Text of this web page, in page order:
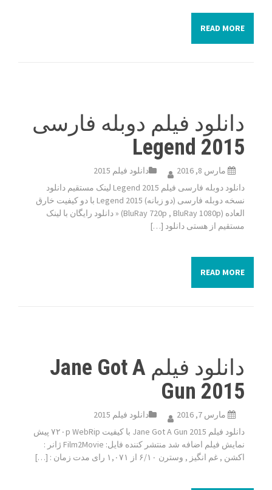
READ MORE
دانلود فیلم دوبله فارسی
Legend 2015
مارس 8, 2016
دانلود فیلم 2015
دانلود دوبله فارسی فیلم Legend 2015 لینک مستقیم دانلود
نسخه دوبله فارسی (دو زبانه) Legend 2015 با دو کیفیت خارق
العاده (BluRay 720p , BluRay 1080p) « دانلود رایگان با لینک
مستقیم از هستی دانلود […]
READ MORE
دانلود فیلم Jane Got A
Gun 2015
مارس 7, 2016
دانلود فیلم 2015
دانلود فیلم Jane Got A Gun 2015 با کیفیت ۷۲۰p WebRip پیش
نمایش فیلم اضافه شد منتشر کننده فایل: Film2Movie ژانر :
اکشن , غم انگیز , وسترن ۶/۱۰ از ۱,۰۷۱ رای مدت زمان : […]